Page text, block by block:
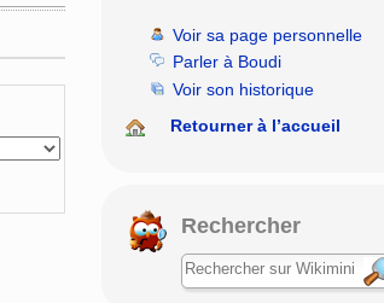
Voir sa page personnelle
Parler à Boudi
Voir son historique
Retourner à l’accueil
Rechercher